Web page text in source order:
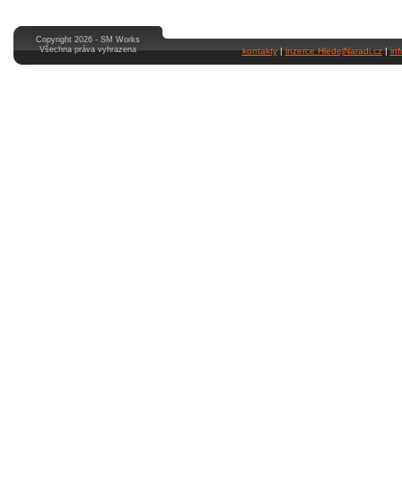
Copyright 2026 - SM Works
Všechna práva vyhrazena
kontakty|inzerce HledejNaradi.cz|